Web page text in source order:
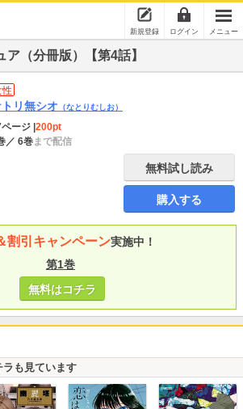
新規登録 ログイン メニュー
（分冊版）【第4話】
性
リ無シオ （なとりむしお）
ージ 200pt
／ 6巻まで配信
無料試し読み
購入する
割引キャンペーン実施中！
第1巻
無料はコチラ
ラも見ています